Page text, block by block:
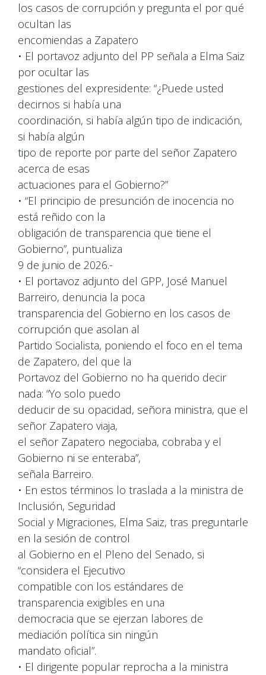
los casos de corrupción y pregunta el por qué
ocultan las
encomiendas a Zapatero
• El portavoz adjunto del PP señala a Elma Saiz
por ocultar las
gestiones del expresidente: “¿Puede usted
decirnos si había una
coordinación, si había algún tipo de indicación,
si había algún
tipo de reporte por parte del señor Zapatero
acerca de esas
actuaciones para el Gobierno?”
• “El principio de presunción de inocencia no
está reñido con la
obligación de transparencia que tiene el
Gobierno”, puntualiza
9 de junio de 2026.-
• El portavoz adjunto del GPP, José Manuel
Barreiro, denuncia la poca
transparencia del Gobierno en los casos de
corrupción que asolan al
Partido Socialista, poniendo el foco en el tema
de Zapatero, del que la
Portavoz del Gobierno no ha querido decir
nada: “Yo solo puedo
deducir de su opacidad, señora ministra, que el
señor Zapatero viaja,
el señor Zapatero negociaba, cobraba y el
Gobierno ni se enteraba”,
señala Barreiro.
• En estos términos lo traslada a la ministra de
Inclusión, Seguridad
Social y Migraciones, Elma Saiz, tras preguntarle
en la sesión de control
al Gobierno en el Pleno del Senado, si
“considera el Ejecutivo
compatible con los estándares de
transparencia exigibles en una
democracia que se ejerzan labores de
mediación política sin ningún
mandato oficial”.
• El dirigente popular reprocha a la ministra